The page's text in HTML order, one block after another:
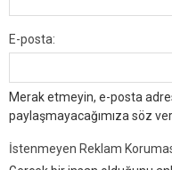
E-posta:
Merak etmeyin, e-posta
paylaşmayacağımıza söz
İstenmeyen Reklam